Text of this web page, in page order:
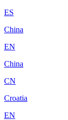
ES
China
EN
China
CN
Croatia
EN